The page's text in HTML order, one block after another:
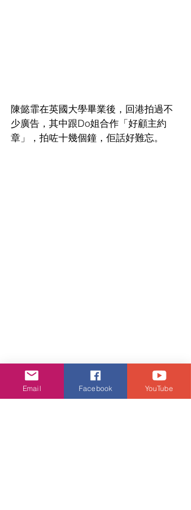
陳懿霏在英國大學畢業後，回港拍過不
少廣告，其中跟Do姐合作「好顧主約
章」，拍咗十幾個鐘，佢話好難忘。
Email Facebook YouTube